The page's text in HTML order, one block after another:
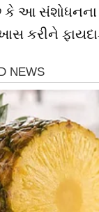
આ સંશોધનના
કરીને